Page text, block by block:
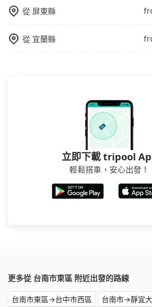
從 屏東縣
從 宜蘭縣
立即下載 tripool
輕鬆搭車，安心出發！
更多從 台南市東區 附近出發的路線
台南市東區→台中市西區
台南市→靜宜